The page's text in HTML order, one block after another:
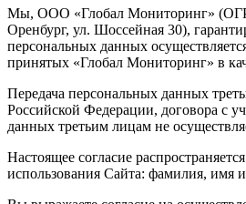
Мы, ООО «Глобал Мониторинг»
Оренбург, ул. Шоссейная 30),
персональных данных
принятых «Глобал Мониторинг» в
Передача персональных данных
Российской Федерации, договора с
данных третьим лицам не
Настоящее согласие
использования Сайта: фамилия, имя